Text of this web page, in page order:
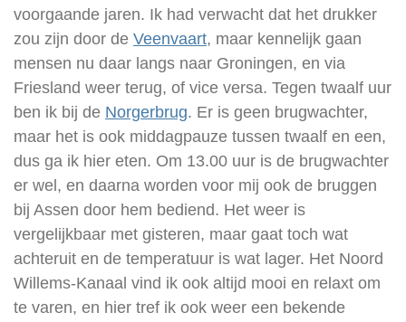
voorgaande jaren. Ik had verwacht dat het drukker
zou zijn door de Veenvaart, maar kennelijk gaan
mensen nu daar langs naar Groningen, en via
Friesland weer terug, of vice versa. Tegen twaalf uur
ben ik bij de Norgerbrug. Er is geen brugwachter,
maar het is ook middagpauze tussen twaalf en een,
dus ga ik hier eten. Om 13.00 uur is de brugwachter
er wel, en daarna worden voor mij ook de bruggen
bij Assen door hem bediend. Het weer is
vergelijkbaar met gisteren, maar gaat toch wat
achteruit en de temperatuur is wat lager. Het Noord
Willems-Kanaal vind ik ook altijd mooi en relaxt om
te varen, en hier tref ik ook weer een bekende